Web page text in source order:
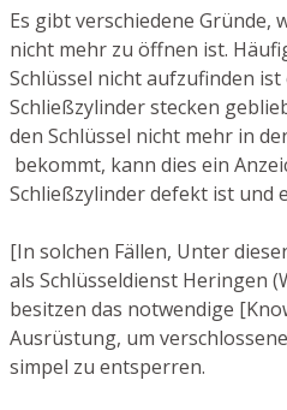
Es gibt verschiedene Gründe,
nicht mehr zu öffnen ist.
Schlüssel nicht aufzufinden ist
Schließzylinder stecken
den Schlüssel nicht mehr in
bekommt, kann dies ein
Schließzylinder defekt ist und
[In solchen Fällen, Unter
als Schlüsseldienst Heringen
besitzen das notwendige
Ausrüstung, um
simpel zu entsperren.